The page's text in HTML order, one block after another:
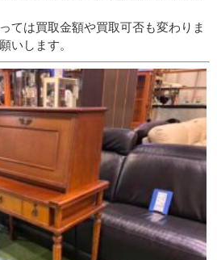
ては買取金額や買取可否も変わりま
いします。